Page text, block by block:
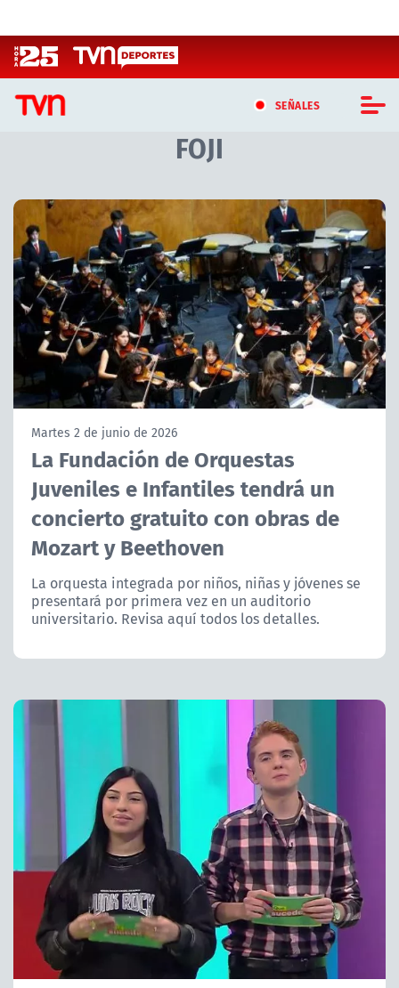
SEÑALES
CASTING MASTERCHEF CHILE
CASTING TVN VERTICAL
TVN VERTICAL
TVN PLAY
PROGRAMAS
TELESERIES
ACTUALIDAD Y TENDENCIAS
CORPORATIVO Y TRANSPARENCIA
CANAL DE DENUNCIAS
ÁREA DE PROYECTOS
FOJI
Artículos relacionados con FOJI
Martes 2 de junio de 2026
La Fundación de Orquestas
Juveniles e Infantiles tendrá un
concierto gratuito con obras de
Mozart y Beethoven
La orquesta integrada por niños, niñas y jóvenes se
presentará por primera vez en un auditorio
universitario. Revisa aquí todos los detalles.